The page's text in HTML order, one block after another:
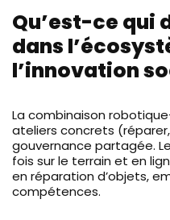
Qu’est-ce qui
dans
l’innovation
La combinaison
ateliers concrets
gouvernance partagée.
fois sur le terrain et en
en réparation d’objets,
compétences.